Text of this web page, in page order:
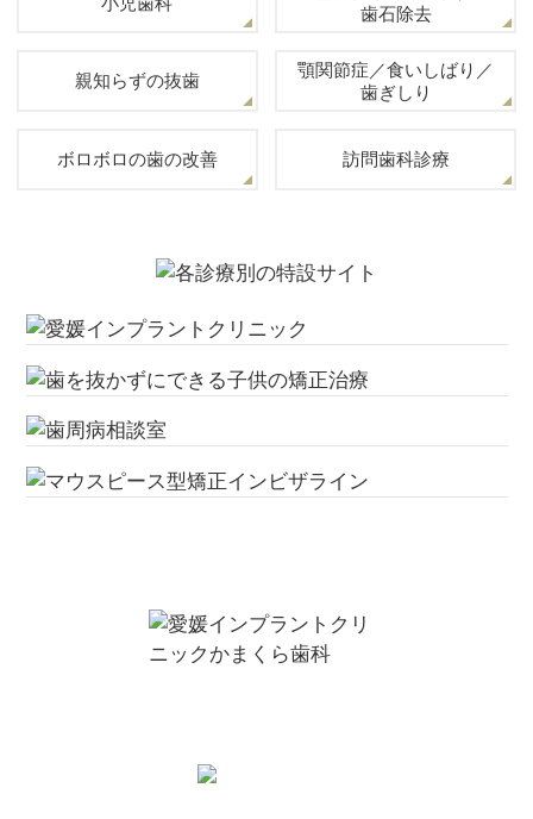
歯石除去
親知らずの抜歯
顎関節症／食いしばり／
歯ぎしり
ボロボロの歯の改善 訪問歯科診療